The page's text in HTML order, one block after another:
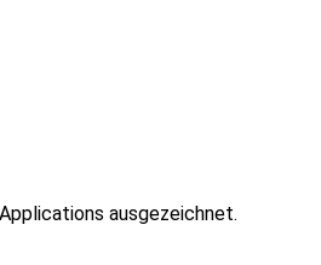
ausgezeichnet.